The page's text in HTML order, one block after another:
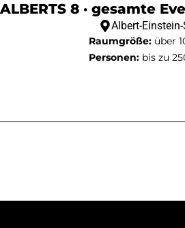
ALBERTS 8 · gesamte
Albert-Einstein-
Raumgröße:über
Personen:bis zu